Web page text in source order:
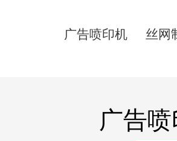
广告喷印机 丝网
广告